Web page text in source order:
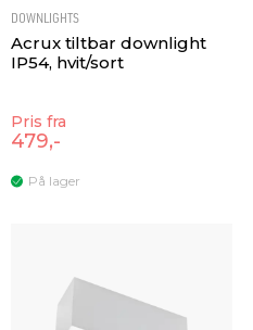
DOWNLIGHTS
Acrux tiltbar downlight
IP54, hvit/sort
Pris fra
479,-
På lager